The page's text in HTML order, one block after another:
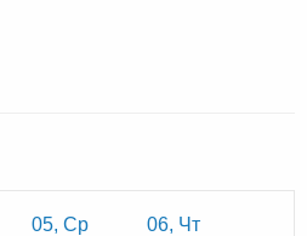
05, Ср 06, Чт